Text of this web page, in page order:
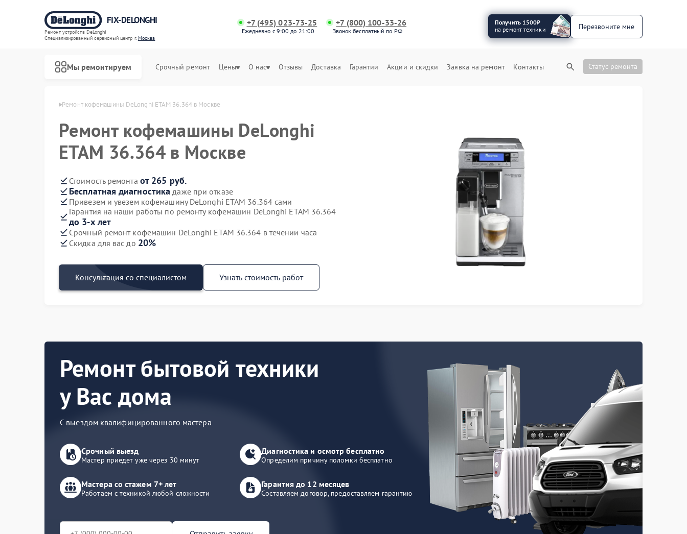
FIX-DELONGHI
Ремонт устройств DeLonghi
Специализированный cервисный центр г.Москва
+7 (495) 023-73-25
Ежедневно с 9:00 до 21:00
+7 (800) 100-33-26
Звонок бесплатный по РФ
Получить 1500₽
на ремонт техники
Перезвоните мне
Мы ремонтируем Срочный ремонт Цены О нас Отзывы Доставка Гарантии Акции и скидки Заявка на ремонт Контакты Статус ремонта
в Москве Ремонт кофемашины DeLonghi ETAM 36.364 в Москве
Ремонт кофемашины DeLonghi
ETAM 36.364 в Москве
Стоимость ремонта от 265 руб.
Бесплатная диагностика даже при отказе
Привезем и увезем кофемашину DeLonghi ETAM 36.364 сами
Гарантия на наши работы по ремонту кофемашин DeLonghi ETAM 36.364
до 3-х лет
Срочный ремонт кофемашин DeLonghi ETAM 36.364 в течении часа
Скидка для вас до 20%
Консультация со специалистом Узнать стоимость работ
Ремонт бытовой техники
у Вас дома
С выездом квалифицированного мастера
Срочный выезд
Мастер приедет уже через 30 минут
Диагностика и осмотр бесплатно
Определим причину поломки бесплатно
Мастера со стажем 7+ лет
Работаем с техникой любой сложности
Гарантия до 12 месяцев
Составляем договор, предоставляем гарантию